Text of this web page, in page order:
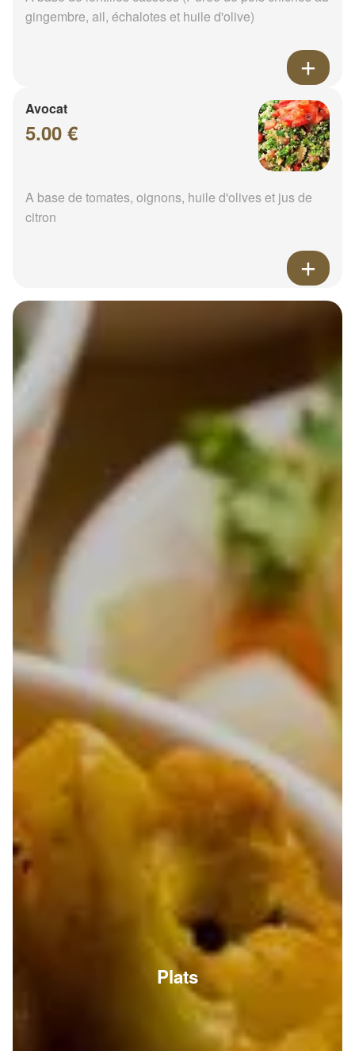
gingembre, ail, échalotes et huile d'olive)
Avocat
5.00 €
A base de tomates, oignons, huile d'olives et jus de
citron
Plats